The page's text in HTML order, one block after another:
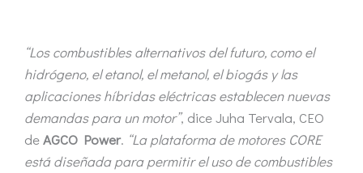
“Los combustibles alternativos del futuro, como el
hidrógeno, el etanol, el metanol, el biogás y las
aplicaciones híbridas eléctricas establecen nuevas
demandas para un motor”, dice Juha Tervala, CEO
deAGCO Power. “La plataforma de motores CORE
está diseñada para permitir el uso de combustibles